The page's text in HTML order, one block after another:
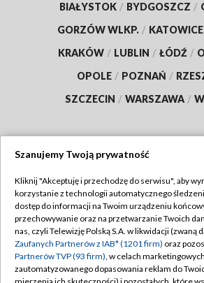
BIAŁYSTOK / BYDGOSZCZ /
GORZÓW WLKP. / KATOWICE
KRAKÓW / LUBLIN / ŁÓDŹ /
OPOLE / POZNAŃ /
SZCZECIN / WARSZAWA /
TVP
Abonament TVP
Emisja w TVP
Centrum informacji TVP
Regulamin TVP
Polityka
Moje zgody
Szanujemy Twoją prywatność
Kliknij "Akceptuję i przechodzę do serwisu", aby
korzystanie z technologii automatycznego
dostęp do informacji na Twoim urządzeniu
przechowywanie oraz na przetwarzanie Twoich
nas, czyli Telewizję Polską S.A. w likwidacji (zwaną
Zaufanych Partnerów z IAB* (1201 firm) oraz
Partnerów TVP (93 firm), w celach
zautomatyzowanego dopasowania reklam do